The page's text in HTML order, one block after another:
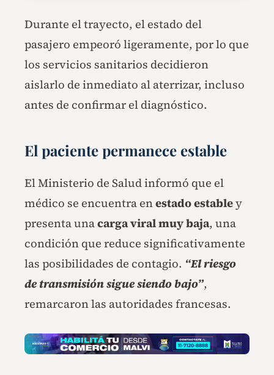
Durante el trayecto, el estado del
pasajero empeoró ligeramente, por lo que
los servicios sanitarios decidieron
aislarlo de inmediato al aterrizar, incluso
antes de confirmar el diagnóstico.
El paciente permanece estable
El Ministerio de Salud informó que el
médico se encuentra enestado establey
presenta unacarga viral muy baja, una
condición que reduce significativamente
las posibilidades de contagio. “El riesgo
de transmisión sigue siendo bajo”,
remarcaron las autoridades francesas.